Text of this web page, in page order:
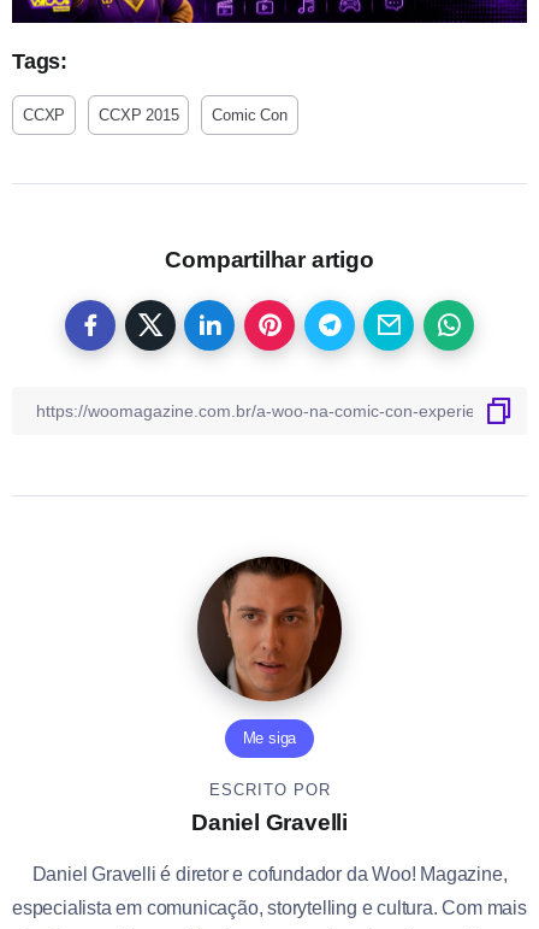
Tags:
CCXP CCXP 2015 Comic Con
Compartilhar artigo
Me siga
ESCRITO POR
Daniel Gravelli
Daniel Gravelli é diretor e cofundador da Woo! Magazine,
especialista em comunicação, storytelling e cultura. Com mais